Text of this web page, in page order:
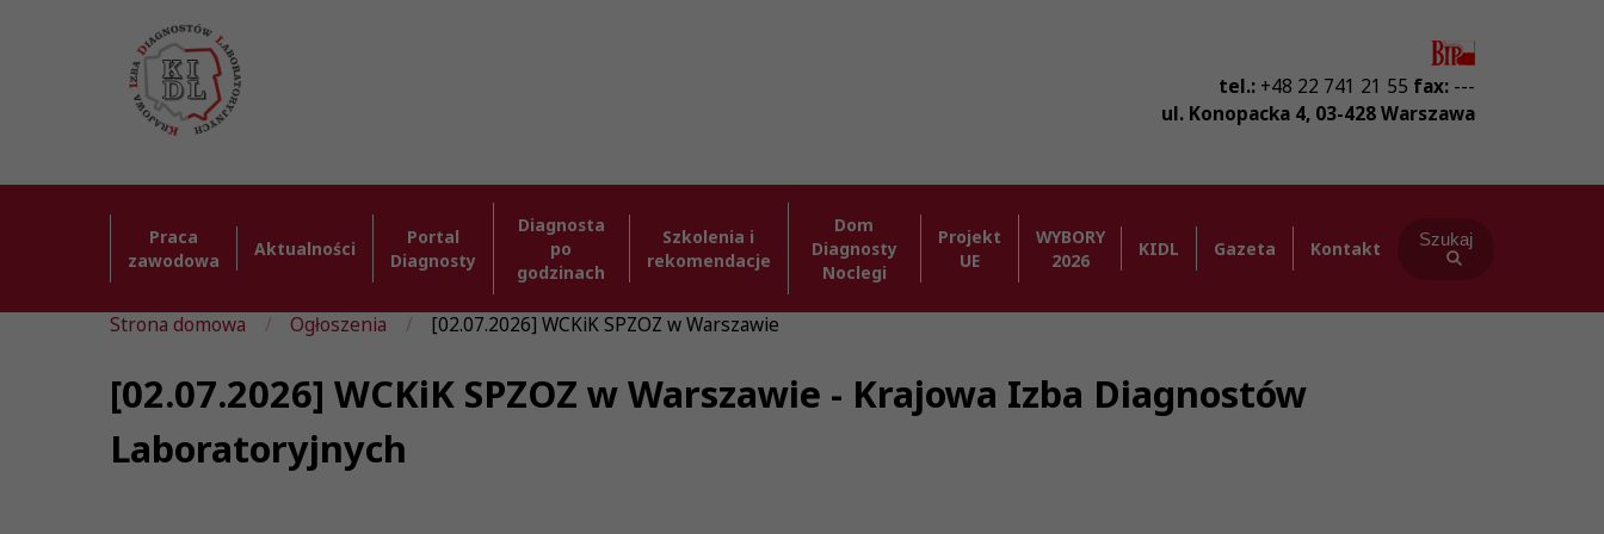
tel.: +48 22 741 21 55 fax: ---
ul. Konopacka 4, 03-428Warszawa
Praca
zawodowa
Aktualności
Portal
Diagnosty
Diagnosta
po
godzinach
Szkolenia i
rekomendacje
Dom
Diagnosty
Noclegi
Projekt
UE
WYBORY
2026
KIDL Gazeta Kontakt Szukaj
Strona domowa Ogłoszenia [02.07.2026] WCKiK SPZOZ w Warszawie
[02.07.2026] WCKiK SPZOZ w Warszawie - Krajowa Izba Diagnostów
Laboratoryjnych